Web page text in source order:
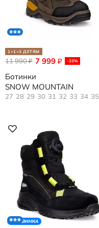
1+1=3 ДЕТЯМ
7 999 ₽ -33%
11 990₽
Ботинки
SNOW MOUNTAIN
27 28 29 30 31 32 33 34 35
НОВИНКА